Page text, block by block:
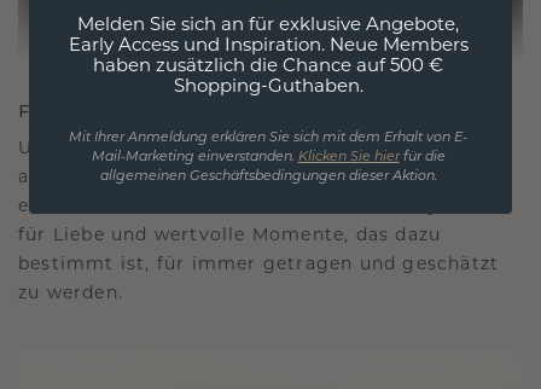
FÜR VERBINDUNGEN GESCHAFFEN
Unsere Designphilosophie ist auf Verbindung
ausgelegt, wobei jedes Stück so gestaltet ist, dass
es die Zeit überdauert. Es wird zu Ihrem Symbol
für Liebe und wertvolle Momente, das dazu
bestimmt ist, für immer getragen und geschätzt
zu werden.
Melden Sie sich an für exklusive Angebote,
Early Access und Inspiration. Neue Members
haben zusätzlich die Chance auf 500 €
Shopping-Guthaben.
Mit Ihrer Anmeldung erklären Sie sich mit dem Erhalt von E-
Mail-Marketing einverstanden. Klicken Sie hierfür die
allgemeinen Geschäftsbedingungen dieser Aktion.